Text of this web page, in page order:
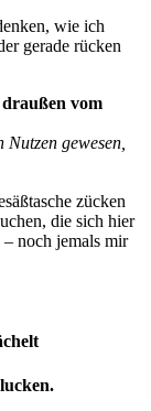
wie ich
gerade rücken
vom
gewesen,
zücken
die sich hier
noch jemals mir